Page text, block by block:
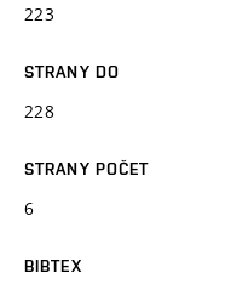
223
STRANY DO
228
STRANY POČET
6
BIBTEX